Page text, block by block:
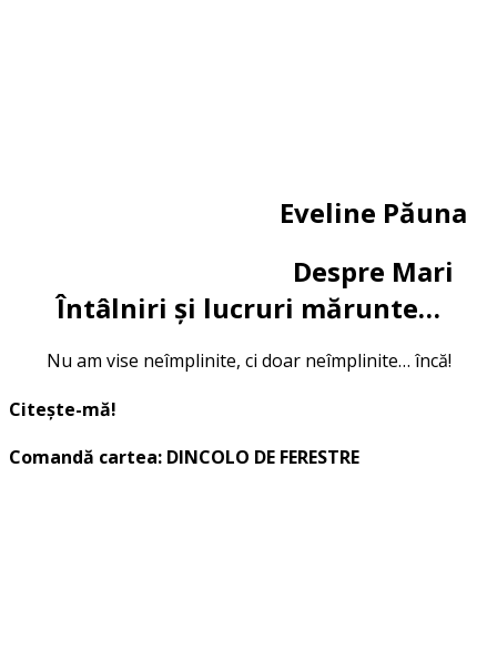
Eveline Păuna
Despre Mari
Întâlniri și lucruri mărunte…
Nu am vise neîmplinite, ci doar neîmplinite… încă!
Citește-mă!
Comandă cartea: DINCOLO DE FERESTRE